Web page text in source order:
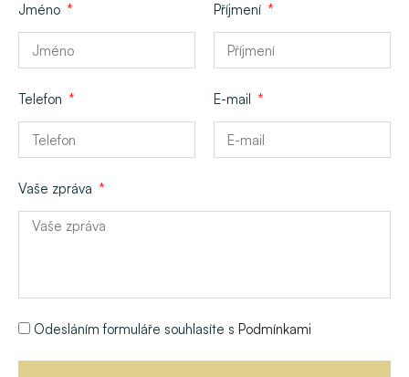
Jméno Příjmení
Telefon E-mail
Vaše zpráva
Odesláním formuláře souhlasíte s Podmínkami